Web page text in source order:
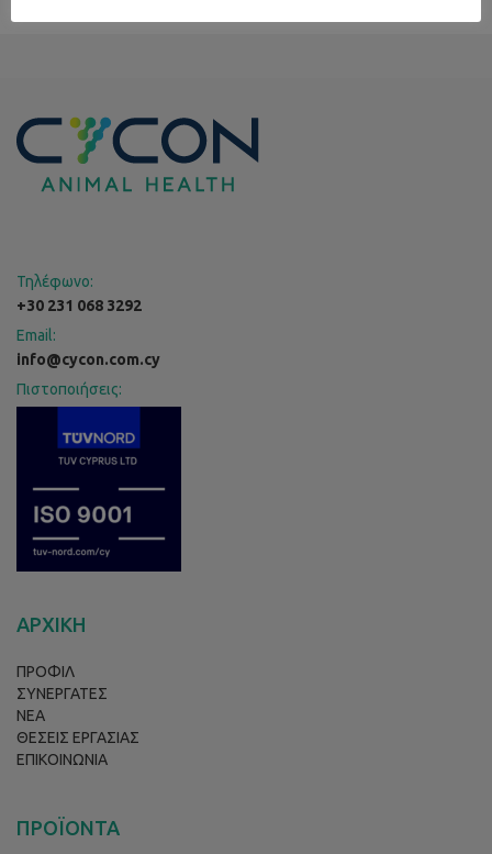
Τηλέφωνο:
+30 231 068 3292
Email:
info@cycon.com.cy
Πιστοποιήσεις:
ΑΡΧΙΚΗ
ΠΡΟΦΙΛ
ΣΥΝΕΡΓΑΤΕΣ
ΝΕΑ
ΘΕΣΕΙΣ ΕΡΓΑΣΙΑΣ
ΕΠΙΚΟΙΝΩΝΙΑ
ΠΡΟΪΟΝΤΑ